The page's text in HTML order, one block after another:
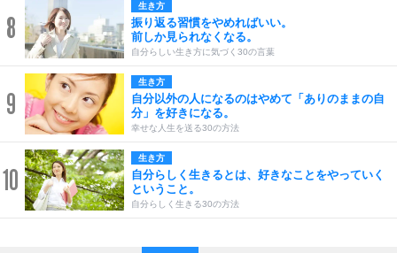
8
生き方
振り返る習慣をやめればいい。
前しか見られなくなる。
自分らしい生き方に気づく30の言葉
9
生き方
自分以外の人になるのはやめて「ありのままの自
分」を好きになる。
幸せな人生を送る30の方法
10
生き方
自分らしく生きるとは、好きなことをやっていく
ということ。
自分らしく生きる30の方法